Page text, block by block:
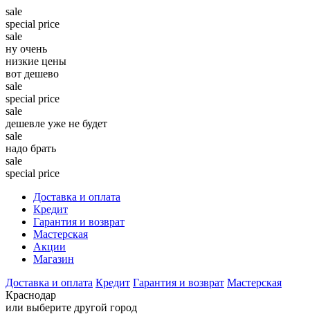
sale
special price
sale
ну очень
низкие цены
вот дешево
sale
special price
sale
дешевле уже не будет
sale
надо брать
sale
special price
Доставка и оплата
Кредит
Гарантия и возврат
Мастерская
Акции
Магазин
Доставка и оплата Кредит Гарантия и возврат Мастерская
Краснодар
или выберите другой город